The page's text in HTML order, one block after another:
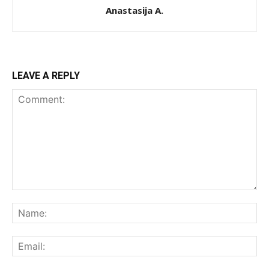
Anastasija A.
LEAVE A REPLY